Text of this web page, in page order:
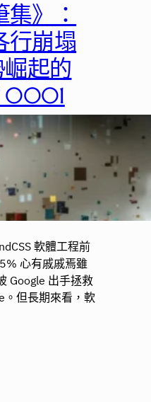
集》：
行崩塌
起的
0001
軟體工程前
心有戚戚焉雖
Google 出手拯救
。但長期來看，軟